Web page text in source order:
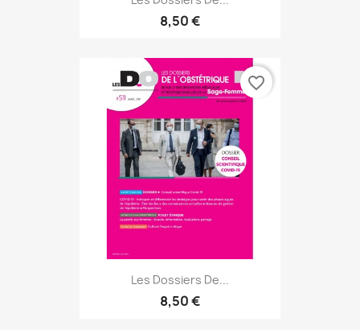
8,50 €
Les Dossiers De...
8,50 €
favorite_border